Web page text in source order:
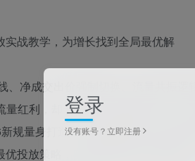
净成交出价强制切换、流量共振逻
红利，却卡在A3人群储备不足、AI
规量身打造，全维度拆解千川全域投
投放策略，实现流量与投产双爆发！
登录
没有账号？立即注册